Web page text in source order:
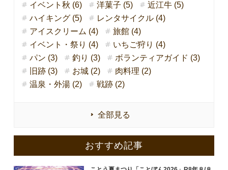
イベント秋 (6)
洋菓子 (5)
近江牛 (5)
ハイキング (5)
レンタサイクル (4)
アイスクリーム (4)
旅館 (4)
イベント・祭り (4)
いちご狩り (4)
パン (3)
釣り (3)
ボランティアガイド (3)
旧跡 (3)
お城 (2)
肉料理 (2)
温泉・外湯 (2)
戦跡 (2)
全部見る
おすすめ記事